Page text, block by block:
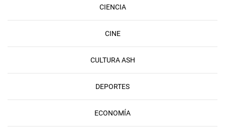
CIENCIA
CINE
CULTURA ASH
DEPORTES
ECONOMÍA